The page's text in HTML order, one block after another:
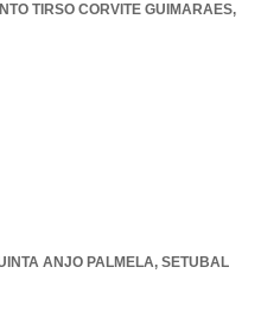
TIRSO CORVITE GUIMARAES,
ANJO PALMELA, SETUBAL